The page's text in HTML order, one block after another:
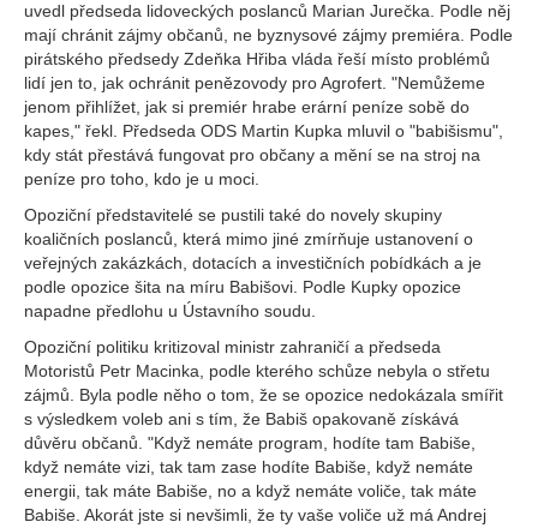
uvedl předseda lidoveckých poslanců Marian Jurečka. Podle něj
mají chránit zájmy občanů, ne byznysové zájmy premiéra. Podle
pirátského předsedy Zdeňka Hřiba vláda řeší místo problémů
lidí jen to, jak ochránit penězovody pro Agrofert. "Nemůžeme
jenom přihlížet, jak si premiér hrabe erární peníze sobě do
kapes," řekl. Předseda ODS Martin Kupka mluvil o "babišismu",
kdy stát přestává fungovat pro občany a mění se na stroj na
peníze pro toho, kdo je u moci.
Opoziční představitelé se pustili také do novely skupiny
koaličních poslanců, která mimo jiné zmírňuje ustanovení o
veřejných zakázkách, dotacích a investičních pobídkách a je
podle opozice šita na míru Babišovi. Podle Kupky opozice
napadne předlohu u Ústavního soudu.
Opoziční politiku kritizoval ministr zahraničí a předseda
Motoristů Petr Macinka, podle kterého schůze nebyla o střetu
zájmů. Byla podle něho o tom, že se opozice nedokázala smířit
s výsledkem voleb ani s tím, že Babiš opakovaně získává
důvěru občanů. "Když nemáte program, hodíte tam Babiše,
když nemáte vizi, tak tam zase hodíte Babiše, když nemáte
energii, tak máte Babiše, no a když nemáte voliče, tak máte
Babiše. Akorát jste si nevšimli, že ty vaše voliče už má Andrej